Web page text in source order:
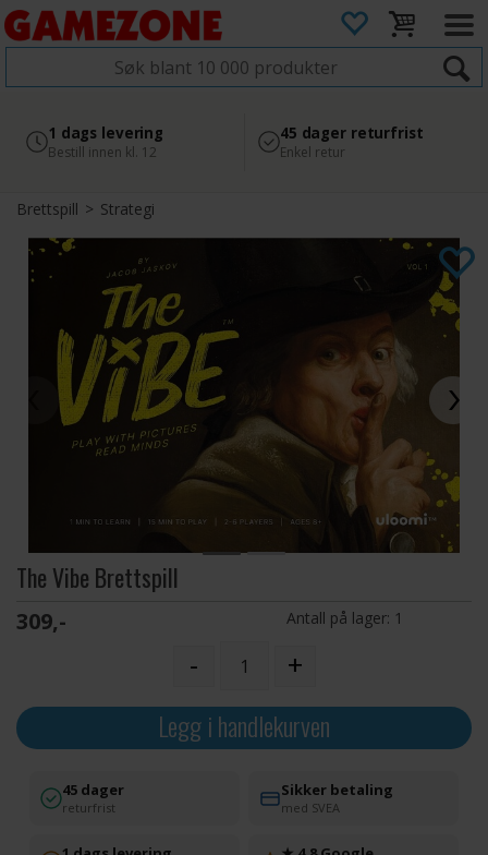
2 300+ anmeldelser på
Google
Sikker betaling
med Svea
1 dags levering
Bestill innen kl. 12
45 dager returfrist
Enkel retur
Brettspill>Strategi
The Vibe Brettspill
309,- Antall på lager: 1
- +
Legg i handlekurven
45 dager
returfrist
Sikker betaling
med SVEA